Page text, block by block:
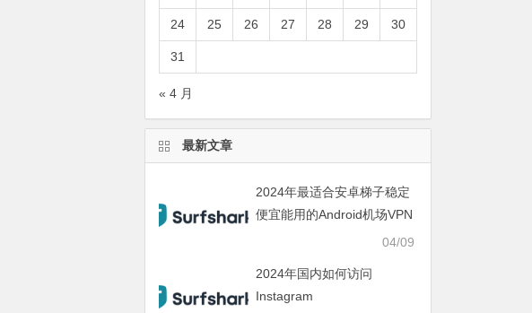
24 25 26 27 28 29 30
31
« 4 月
最新文章
2024年最适合安卓梯子稳定
便宜能用的Android机场VPN
04/09
2024年国内如何访问
Instagram